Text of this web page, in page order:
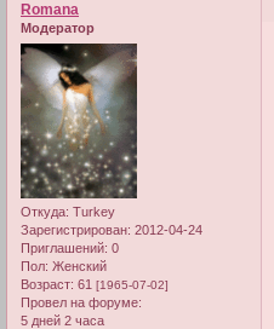
Romana
Модератор
Откуда: Turkey
Зарегистрирован: 2012-04-24
Приглашений: 0
Пол: Женский
Возраст: 61 [1965-07-02]
Провел на форуме:
5 дней 2 часа